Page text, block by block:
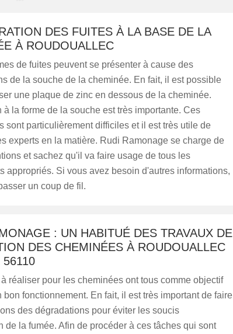
DES FUITES À LA BASE DE LA
À ROUDOUALLEC
de fuites peuvent se présenter à cause des
de la souche de la cheminée. En fait, il est possible
une plaque de zinc en dessous de la cheminée.
à la forme de la souche est très importante. Ces
sont particulièrement difficiles et il est très utile de
experts en la matière. Rudi Ramonage se charge de
et sachez qu'il va faire usage de tous les
appropriés. Si vous avez besoin d'autres informations,
un coup de fil.
: UN HABITUÉ DES TRAVAUX DE
DES CHEMINÉES À ROUDOUALLEC
56110
à réaliser pour les cheminées ont tous comme objectif
bon fonctionnement. En fait, il est très important de faire
des dégradations pour éviter les soucis
de la fumée. Afin de procéder à ces tâches qui sont